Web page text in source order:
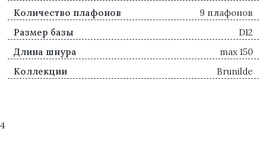
Количество плафонов
9 плафонов
Размер базы
D12
Длина шнура
max 150
Коллекции
Brunilde
4